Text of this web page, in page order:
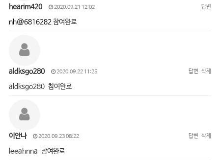
hearim420 2020.09.21 12:02 답변
nh@6816282참여완료
aldksgo280 2020.09.22 11:25 답변 삭제
aldksgo280 참여완료
이안나 2020.09.23 08:22 답변 삭제
leeahnna 참여완료